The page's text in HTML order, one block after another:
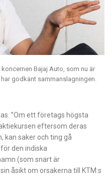
Bajaj Auto, som nu är
godkänt sammanslagningen.
”Om ett företags högsta
eftersom deras
kan saker och ting gå
den indiska
(som snart är
åsikt om orsakerna till KTM:s